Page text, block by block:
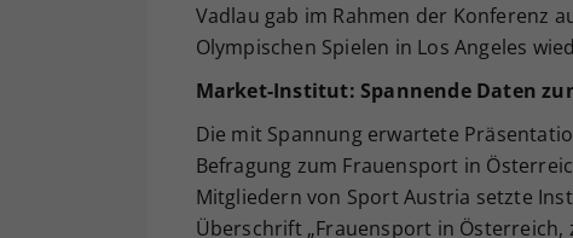
Vadlau gab im Rahmen der Konferenz
Olympischen Spielen in Los Angeles
Market-Institut: Spannende Daten
Die mit Spannung erwartete
Befragung zum Frauensport in
Mitgliedern von Sport Austria setzte
Überschrift „Frauensport in Österreich,